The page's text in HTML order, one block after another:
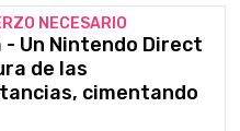
NECESARIO
- Un Nintendo Direct
de las
cimentando